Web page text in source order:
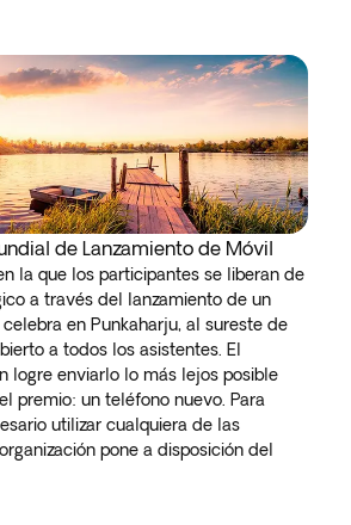
de Lanzamiento de Móvil
la que los participantes se liberan de
a través del lanzamiento de un
en Punkaharju, al sureste de
a todos los asistentes. El
logre enviarlo lo más lejos posible
premio: un teléfono nuevo. Para
utilizar cualquiera de las
pone a disposición del